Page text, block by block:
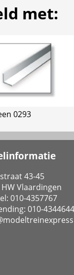
met:
0293
43-45
Vlaardingen
010-4357767
010-4344644